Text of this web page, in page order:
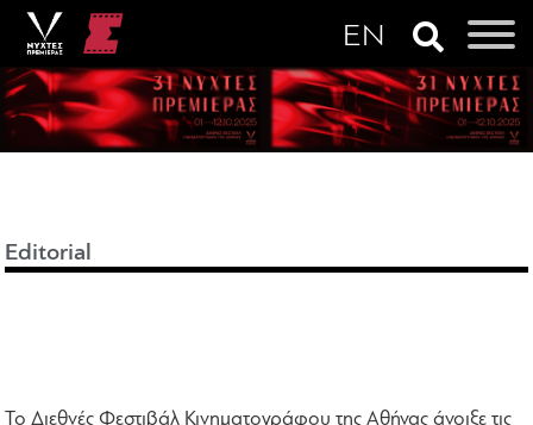
Editorial
Το Διεθνές Φεστιβάλ Κινηματογράφου της Αθήνας άνοιξε τις